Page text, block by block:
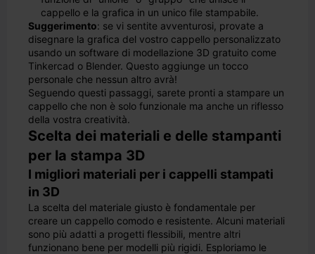
cappello e la grafica in un unico file stampabile.
Suggerimento: se vi sentite avventurosi, provate a
disegnare la grafica del vostro cappello personalizzato
usando un software di modellazione 3D gratuito come
Tinkercad o Blender. Questo aggiunge un tocco
personale che nessun altro avrà!
Seguendo questi passaggi, sarete pronti a stampare un
cappello che non è solo funzionale ma anche un riflesso
della vostra creatività.
Scelta dei materiali e delle stampanti
per la stampa 3D
I migliori materiali per i cappelli stampati
in 3D
La scelta del materiale giusto è fondamentale per
creare un cappello comodo e resistente. Alcuni materiali
sono più adatti a progetti flessibili, mentre altri
funzionano bene per modelli più rigidi. Esploriamo le